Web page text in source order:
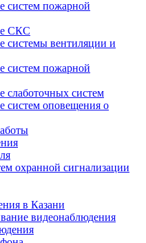
систем пожарной
СКС
системы вентиляции и
систем пожарной
слаботочных систем
систем оповещения о
охранной сигнализации
в Казани
видеонаблюдения